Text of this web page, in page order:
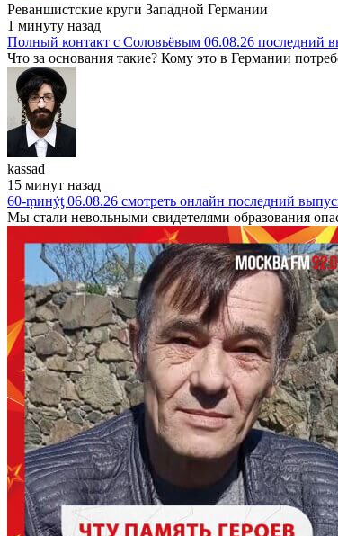
Реваншистские круги Западной Германии
1 минуту назад
Полный контакт с Соловьёвым 06.08.26 последний
Что за основания такие? Кому это в Германии
kassad
15 минут назад
60-ṃинẏƫ 06.08.26 смотреть онлайн последний
Мы стали невольными свидетелями образования